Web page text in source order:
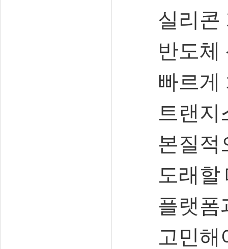
실리콘
반도체
빠르게
트랜지
본질적
도래할
플랫폼
고민해